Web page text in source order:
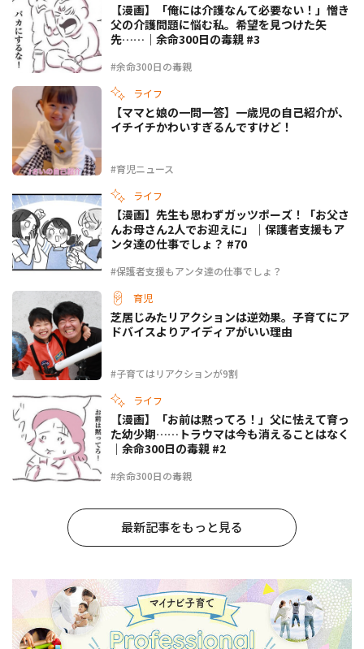
#余命300日の毒親
【漫画】「俺には介護なんて必要ない！」憎き
父の介護問題に悩む私。希望を見つけた矢
先……｜余命300日の毒親 #3
ライフ
#育児ニュース
【ママと娘の一問一答】一歳児の自己紹介が、
イチイチかわいすぎるんですけど！
ライフ
#保護者支援もアンタ達の仕事でしょ？
【漫画】先生も思わずガッツポーズ！「お父さ
んお母さん2人でお迎えに」｜保護者支援もア
ンタ達の仕事でしょ？ #70
育児
#子育てはリアクションが9割
芝居じみたリアクションは逆効果。子育てにア
ドバイスよりアイディアがいい理由
ライフ
#余命300日の毒親
【漫画】「お前は黙ってろ！」父に怯えて育っ
た幼少期……トラウマは今も消えることはなく
｜余命300日の毒親 #2
最新記事をもっと見る